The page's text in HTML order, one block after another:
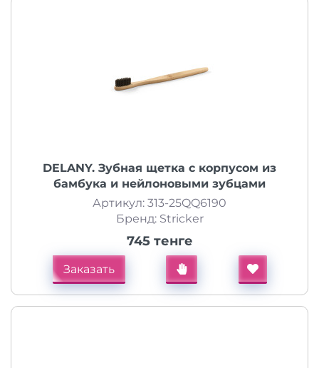
DELANY. Зубная щетка с корпусом из
бамбука и нейлоновыми зубцами
Артикул: 313-25QQ6190
Бренд: Stricker
745 тенге
Заказать